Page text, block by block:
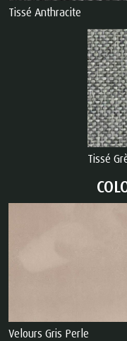
Tissé Anthracite
Tissé
Velours Gris Perle